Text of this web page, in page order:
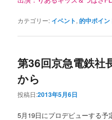
カテゴリー: イベント,的中ポイン
第36回京急電鉄
から
投稿日:2013年5月6日
5月19日にプロデビューする予